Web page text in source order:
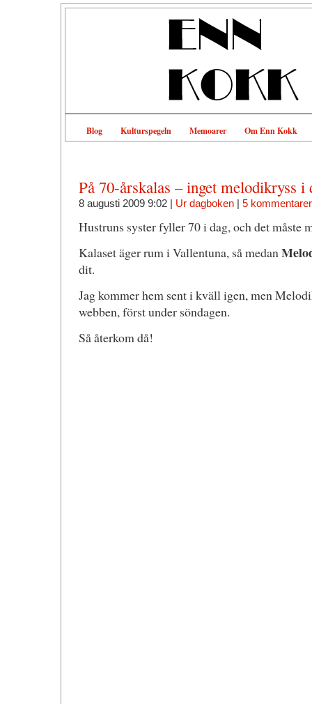
Blog Kulturspegeln Memoarer Om Enn Kokk
På 70-årskalas – inget melodikryss i
8 augusti 2009 9:02 | Ur dagboken| 5 kommentarer
Hustruns syster fyller 70 i dag, och det måste
Kalaset äger rum i Vallentuna, så medan
dit.
Jag kommer hem sent i kväll igen, men
webben, först under söndagen.
Så återkom då!